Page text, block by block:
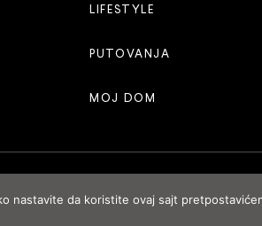
LIFESTYLE
PUTOVANJA
MOJ DOM
nastavite da koristite ovaj sajt